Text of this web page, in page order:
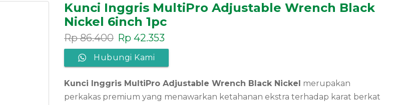
Kunci Inggris MultiPro Adjustable Wrench Black
Nickel 6inch 1pc
Rp86.400 Rp 42.353
Hubungi Kami
Kunci Inggris MultiPro Adjustable Wrench Black Nickel merupakan
perkakas premium yang menawarkan ketahanan ekstra terhadap karat berkat